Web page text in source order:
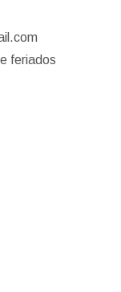
feriados